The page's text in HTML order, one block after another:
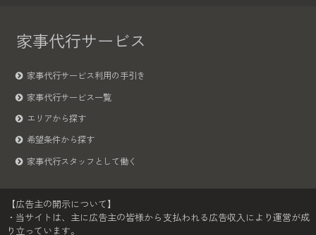
家事代行サービス
家事代行サービス利用の手引き
家事代行サービス一覧
エリアから探す
希望条件から探す
家事代行スタッフとして働く
【広告主の開示について】
・当サイトは、主に広告主の皆様から支払われる広告収入により運営が成
り立っています。